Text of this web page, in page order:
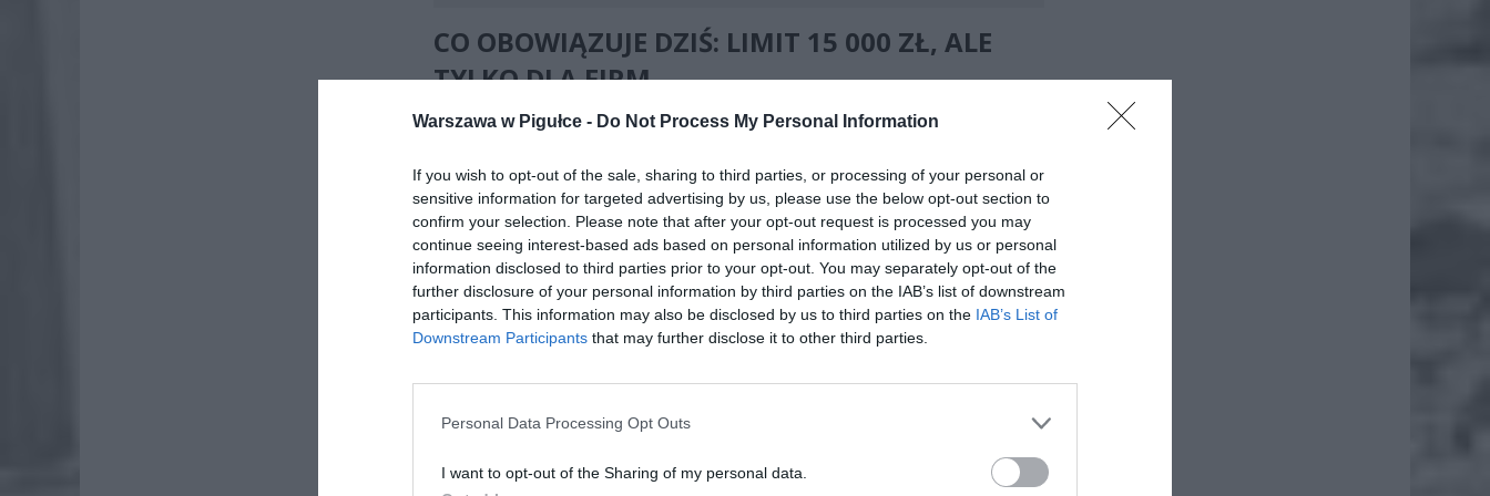
Warszawa w Pigułce - Do Not Process My Personal Information
If you wish to opt-out of the sale, sharing to third parties, or processing of your personal or
sensitive information for targeted advertising by us, please use the below opt-out section to
confirm your selection. Please note that after your opt-out request is processed you may
continue seeing interest-based ads based on personal information utilized by us or personal
information disclosed to third parties prior to your opt-out. You may separately opt-out of the
further disclosure of your personal information by third parties on the IAB’s list of downstream
participants. This information may also be disclosed by us to third parties on the IAB’s List of
Downstream Participants that may further disclose it to other third parties.
Personal Data Processing Opt Outs
I want to opt-out of the Sharing of my personal data.
CO OBOWIĄZUJE DZIŚ: LIMIT 15 000 ZŁ, ALE
TYLKO DLA FIRM
W 2026 roku sytuacja prawna jest stosunkowo prosta, choć wielu ludzi myli to, co
ad